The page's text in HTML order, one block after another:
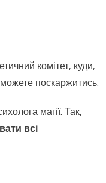
комітет, куди,
поскаржитись.
магії. Так,
всі